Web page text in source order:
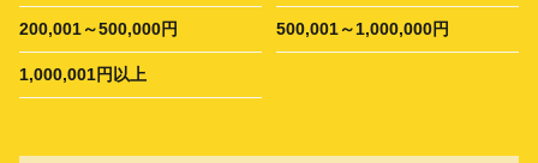
200,001～500,000円 500,001～1,000,000円
1,000,001円以上